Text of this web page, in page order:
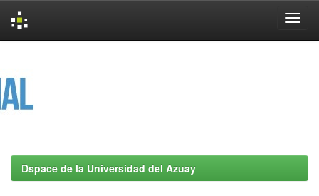
Dspace de la Universidad del Azuay